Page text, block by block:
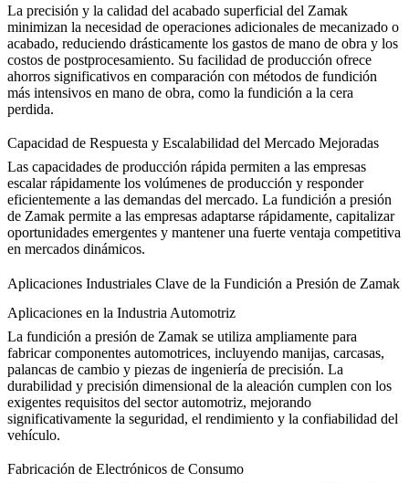
La precisión y la calidad del acabado superficial del Zamak
minimizan la necesidad de operaciones adicionales de mecanizado o
acabado, reduciendo drásticamente los gastos de mano de obra y los
costos de postprocesamiento. Su facilidad de producción ofrece
ahorros significativos en comparación con métodos de fundición
más intensivos en mano de obra, como la fundición a la cera
perdida.
Capacidad de Respuesta y Escalabilidad del Mercado Mejoradas
Las capacidades de producción rápida permiten a las empresas
escalar rápidamente los volúmenes de producción y responder
eficientemente a las demandas del mercado. La fundición a presión
de Zamak permite a las empresas adaptarse rápidamente, capitalizar
oportunidades emergentes y mantener una fuerte ventaja competitiva
en mercados dinámicos.
Aplicaciones Industriales Clave de la Fundición a Presión de Zamak
Aplicaciones en la Industria Automotriz
La fundición a presión de Zamak se utiliza ampliamente para
fabricar componentes automotrices, incluyendo manijas, carcasas,
palancas de cambio y piezas de ingeniería de precisión. La
durabilidad y precisión dimensional de la aleación cumplen con los
exigentes requisitos del sector automotriz, mejorando
significativamente la seguridad, el rendimiento y la confiabilidad del
vehículo.
Fabricación de Electrónicos de Consumo